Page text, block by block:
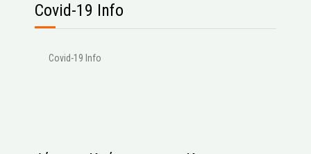
Covid-19 Info
Covid-19 Info